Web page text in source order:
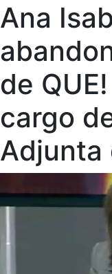
Ana
de
cargo
Adjunta